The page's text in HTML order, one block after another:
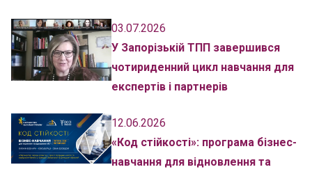
03.07.2026
У Запорізькій ТПП завершився
чотириденний цикл навчання для
експертів і партнерів
12.06.2026
«Код стійкості»: програма бізнес-
навчання для відновлення та